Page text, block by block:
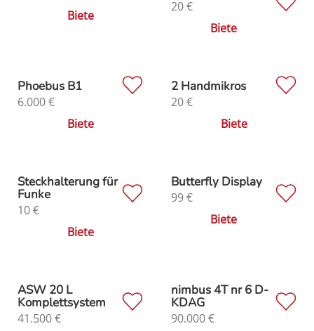
Biete
20€
Biete
Phoebus B1
6.000€
Biete
2 Handmikros
20€
Biete
Steckhalterung für
Funke
10€
Biete
Butterfly Display
99€
Biete
ASW 20 L
Komplettsystem
41.500€
nimbus 4T nr 6 D-
KDAG
90.000€